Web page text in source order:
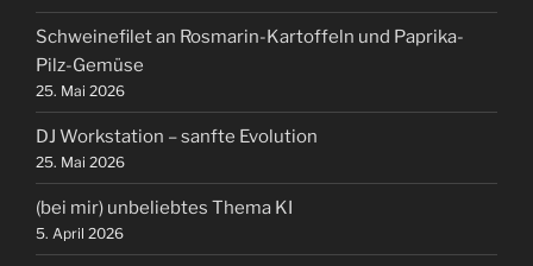
Schweinefilet an Rosmarin-Kartoffeln und Paprika-
Pilz-Gemüse
25. Mai 2026
DJ Workstation – sanfte Evolution
25. Mai 2026
(bei mir) unbeliebtes Thema KI
5. April 2026